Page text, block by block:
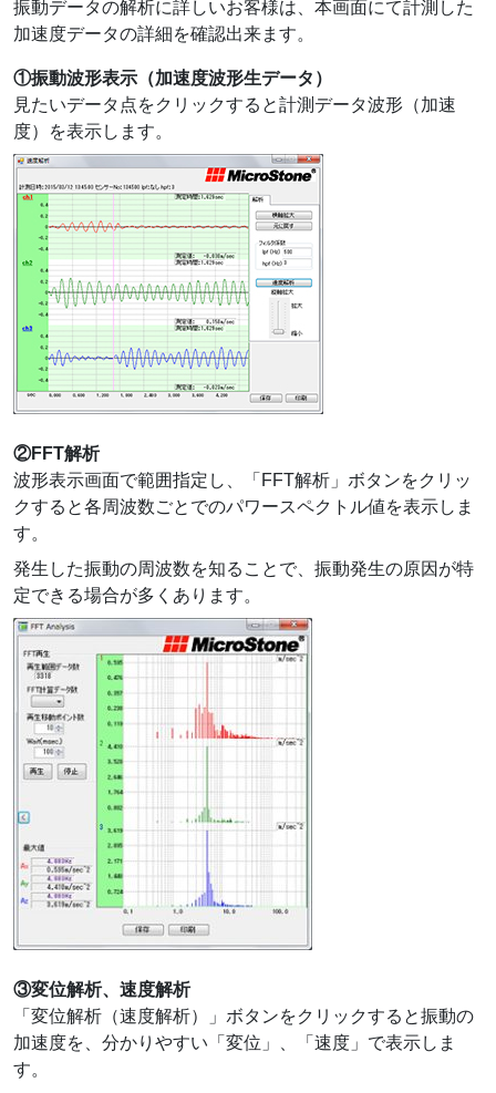
振動データの解析に詳しいお客様は、本画面にて計測した
加速度データの詳細を確認出来ます。
①振動波形表示（加速度波形生データ）
見たいデータ点をクリックすると計測データ波形（加速
度）を表示します。
②FFT解析
波形表示画面で範囲指定し、「FFT解析」ボタンをクリッ
クすると各周波数ごとでのパワースペクトル値を表示しま
す。
発生した振動の周波数を知ることで、振動発生の原因が特
定できる場合が多くあります。
③変位解析、速度解析
「変位解析（速度解析）」ボタンをクリックすると振動の
加速度を、分かりやすい「変位」、「速度」で表示しま
す。